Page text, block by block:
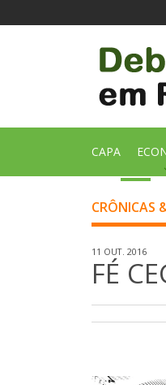
CAPA
CRÔNICAS
11 OUT. 2016
FÉ